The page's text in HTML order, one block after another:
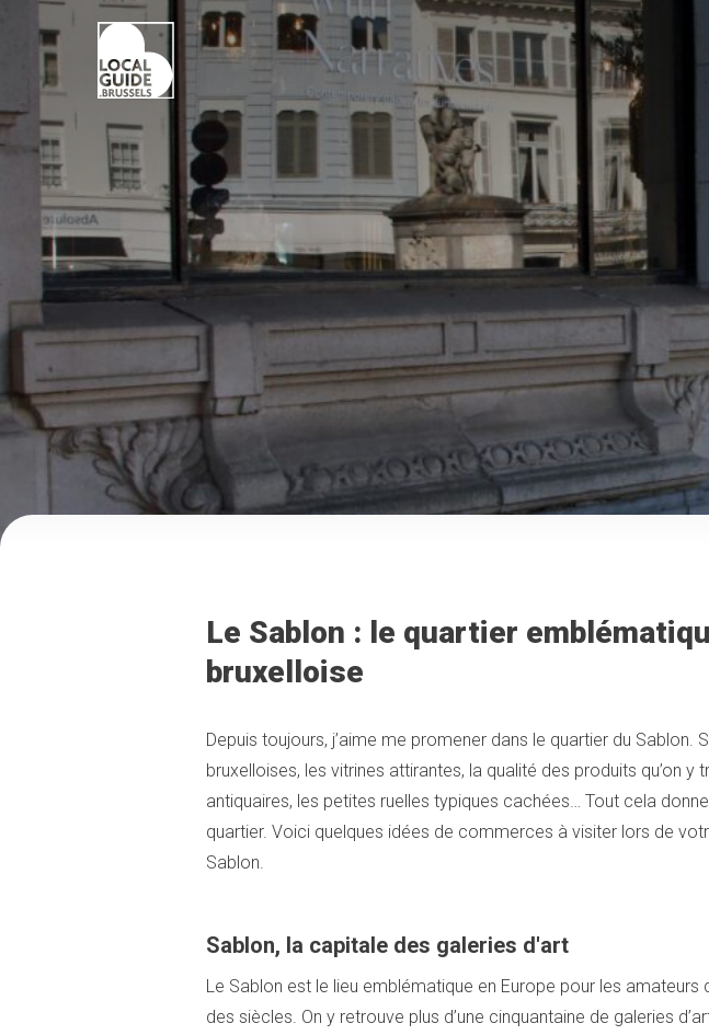
Le Sablon : le quartier
bruxelloise
Depuis toujours, j’aime me promener dans le quartier du Sablon.
bruxelloises, les vitrines attirantes, la qualité des produits qu’on y
antiquaires, les petites ruelles typiques cachées… Tout cela
quartier. Voici quelques idées de commerces à visiter lors de
Sablon.
Sablon, la capitale des galeries d'art
Le Sablon est le lieu emblématique en Europe pour les amateurs
des siècles. On y retrouve plus d’une cinquantaine de galeries